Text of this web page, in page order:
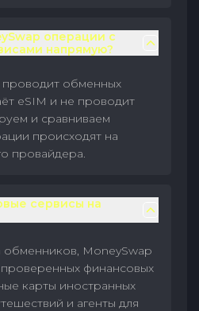
операции с
напрямую?
обменных
eSIM и не проводит
и сравниваем
происходят на
провайдера.
сервисы на
MoneySwap
финансовых
карты иностранных
и агенты для